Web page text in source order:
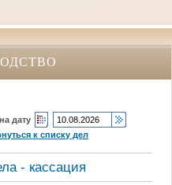
дату
к списку дел
- кассация